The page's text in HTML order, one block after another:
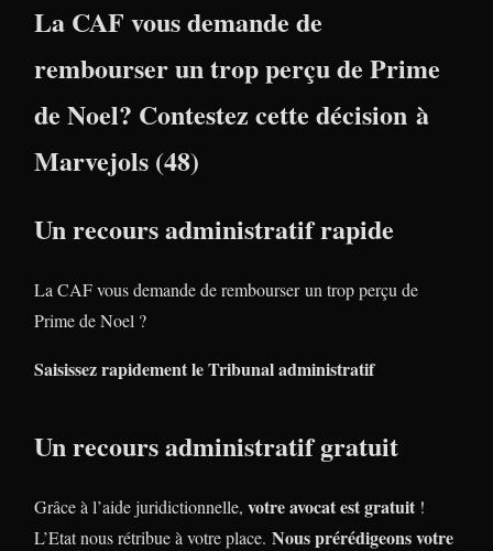
La CAF vous demande de
rembourser un trop perçu de Prime
de Noel? Contestez cette décision à
Marvejols (48)
Un recours administratif rapide
La CAF vous demande de rembourser un trop perçu de
Prime de Noel ?
Saisissez rapidement le Tribunal administratif
Un recours administratif gratuit
Grâce à l’aide juridictionnelle, votre avocat est gratuit !
L’Etat nous rétribue à votre place. Nous prérédigeons votre